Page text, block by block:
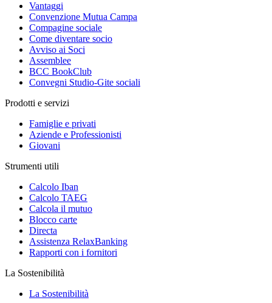
Vantaggi
Convenzione Mutua Campa
Compagine sociale
Come diventare socio
Avviso ai Soci
Assemblee
BCC BookClub
Convegni Studio-Gite sociali
Prodotti e servizi
Famiglie e privati
Aziende e Professionisti
Giovani
Strumenti utili
Calcolo Iban
Calcolo TAEG
Calcola il mutuo
Blocco carte
Directa
Assistenza RelaxBanking
Rapporti con i fornitori
La Sostenibilità
La Sostenibilità